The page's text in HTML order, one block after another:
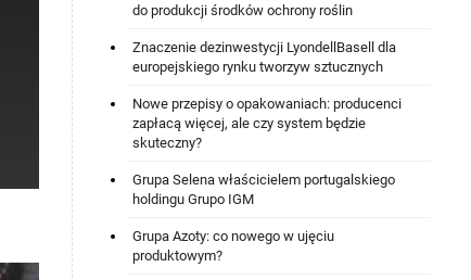
do produkcji środków ochrony roślin
Znaczenie dezinwestycji LyondellBasell dla
europejskiego rynku tworzyw sztucznych
Nowe przepisy o opakowaniach: producenci
zapłacą więcej, ale czy system będzie
skuteczny?
Grupa Selena właścicielem portugalskiego
holdingu Grupo IGM
Grupa Azoty: co nowego w ujęciu
produktowym?